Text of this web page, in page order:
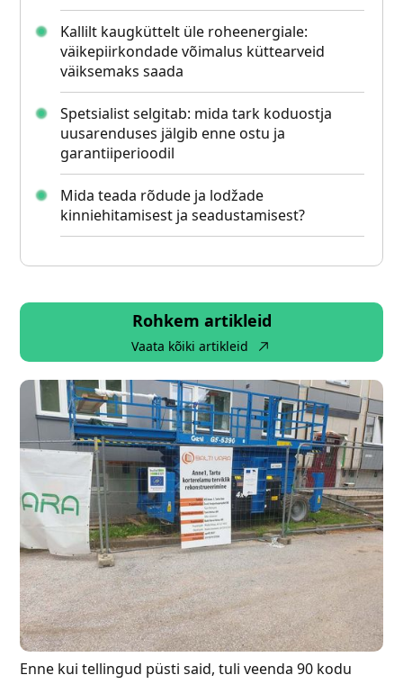
Kallilt kaugküttelt üle roheenergiale:
väikepiirkondade võimalus küttearveid
väiksemaks saada
Spetsialist selgitab: mida tark koduostja
uusarenduses jälgib enne ostu ja
garantiiperioodil
Mida teada rõdude ja lodžade
kinniehitamisest ja seadustamisest?
Rohkem artikleid
Vaata kõiki artikleid
Enne kui tellingud püsti said, tuli veenda 90 kodu